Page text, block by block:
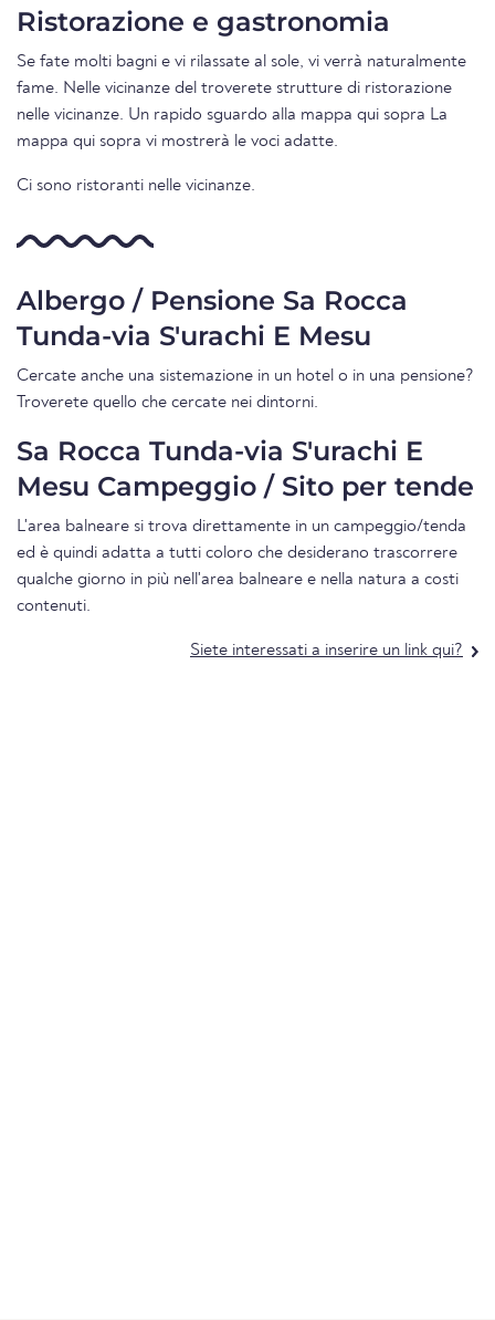
Ristorazione e gastronomia
Se fate molti bagni e vi rilassate al sole, vi verrà naturalmente
fame. Nelle vicinanze del troverete strutture di ristorazione
nelle vicinanze. Un rapido sguardo alla mappa qui sopra La
mappa qui sopra vi mostrerà le voci adatte.
Ci sono ristoranti nelle vicinanze.
Albergo / Pensione Sa Rocca
Tunda-via S'urachi E Mesu
Cercate anche una sistemazione in un hotel o in una pensione?
Troverete quello che cercate nei dintorni.
Sa Rocca Tunda-via S'urachi E
Mesu Campeggio / Sito per tende
L'area balneare si trova direttamente in un campeggio/tenda
ed è quindi adatta a tutti coloro che desiderano trascorrere
qualche giorno in più nell'area balneare e nella natura a costi
contenuti.
Siete interessati a inserire un link qui?